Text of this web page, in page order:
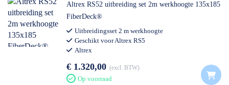
Altrex RS52 uitbreiding set 2m werkhoogte 135x185
FiberDeck®
Uitbreidingsset 2 m werkhoogte
Geschikt voor Altrex RS5
Altrex
€ 1.320,00 excl. BTW
Op voorraad